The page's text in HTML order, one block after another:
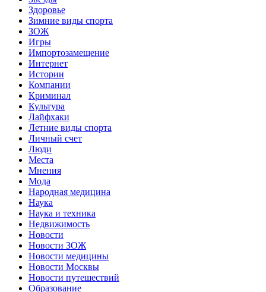
Здоровье
Зимние виды спорта
ЗОЖ
Игры
Импортозамещение
Интернет
Истории
Компании
Криминал
Культура
Лайфхаки
Летние виды спорта
Личный счет
Люди
Места
Мнения
Мода
Народная медицина
Наука
Наука и техника
Недвижимость
Новости
Новости ЗОЖ
Новости медицины
Новости Москвы
Новости путешествий
Образование